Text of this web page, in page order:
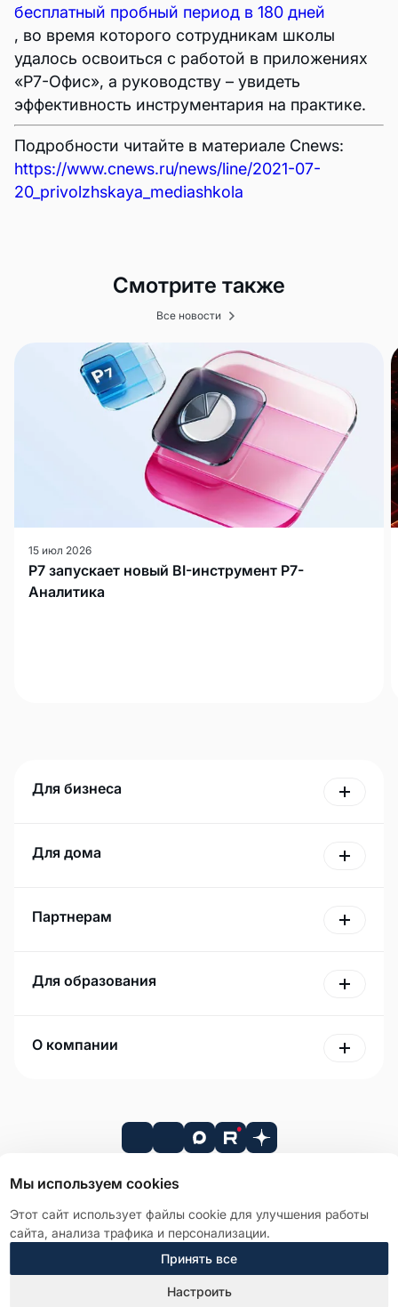
бесплатный пробный период в 180 дней
, во время которого сотрудникам школы
удалось освоиться с работой в приложениях
«Р7-Офис», а руководству – увидеть
эффективность инструментария на практике.
Подробности читайте в материале Cnews:
https://www.cnews.ru/news/line/2021-07-
20_privolzhskaya_mediashkola
Смотрите также
Все новости
15 июл 2026
Р7 запускает новый BI-инструмент Р7-
Аналитика
Для бизнеса
Для дома
Партнерам
Для образования
О компании
Лицензионное соглашение
Политика в отношении обработки персональных данных
Старая версия сайта
Мы используем cookies
Этот сайт использует файлы cookie для улучшения работы
сайта, анализа трафика и персонализации.
Принять все
Настроить